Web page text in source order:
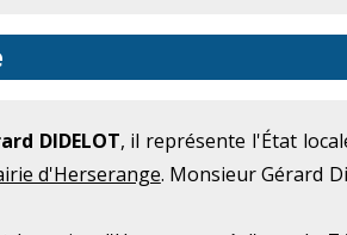
DIDELOT, il représente l'État
d'Herserange. Monsieur Gérard